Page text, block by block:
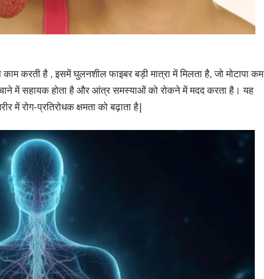
करती है , इसमें घुलनशील फाइबर बड़ी मात्रा में मिलता है, जो मोटापा कम
में सहायक होता है और आंत्र समस्याओं को रोकने में मदद करता है। यह
में रोग-प्रतिरोधक क्षमता को बढ़ाता है|